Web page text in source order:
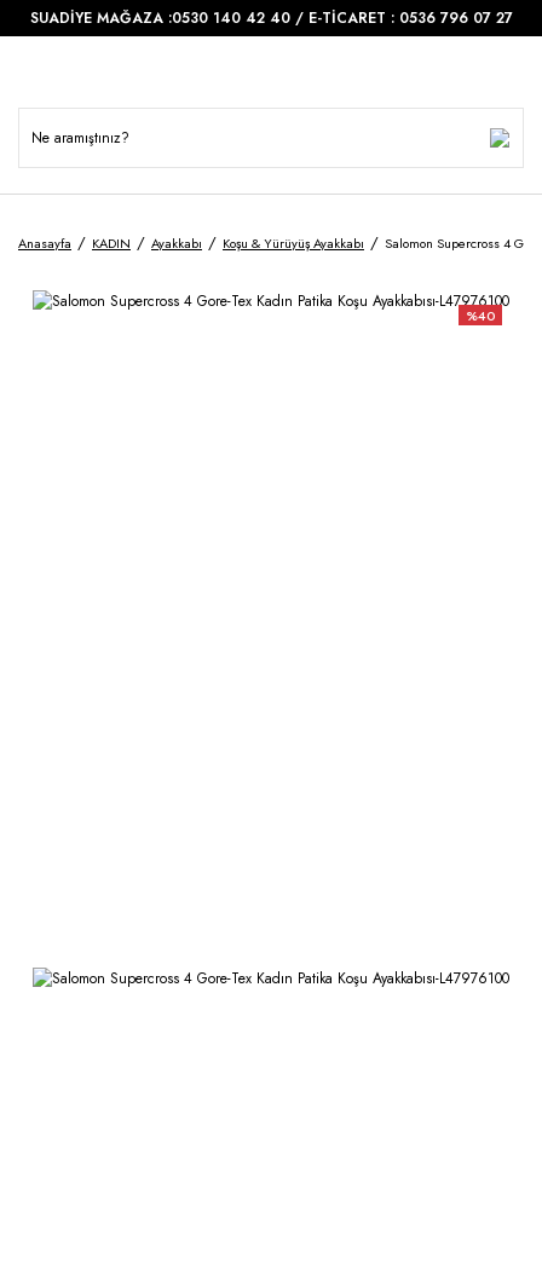
SUADİYE MAĞAZA :0530 140 42 40 / E-TİCARET : 0536 796 07 27
Anasayfa KADIN Ayakkabı Koşu & Yürüyüş Ayakkabı Salomon Supercross 4
%40